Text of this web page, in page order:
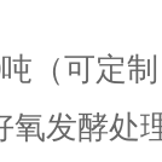
（可定
氧发酵处